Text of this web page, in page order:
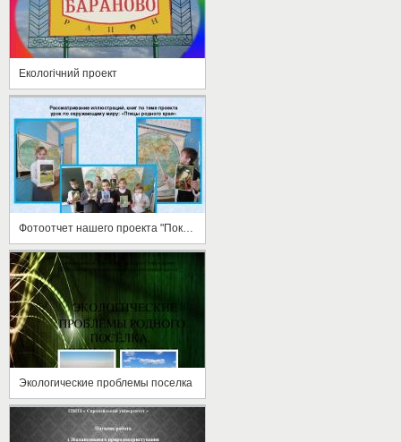
Екологічний проект
Экологические проблемы поселка